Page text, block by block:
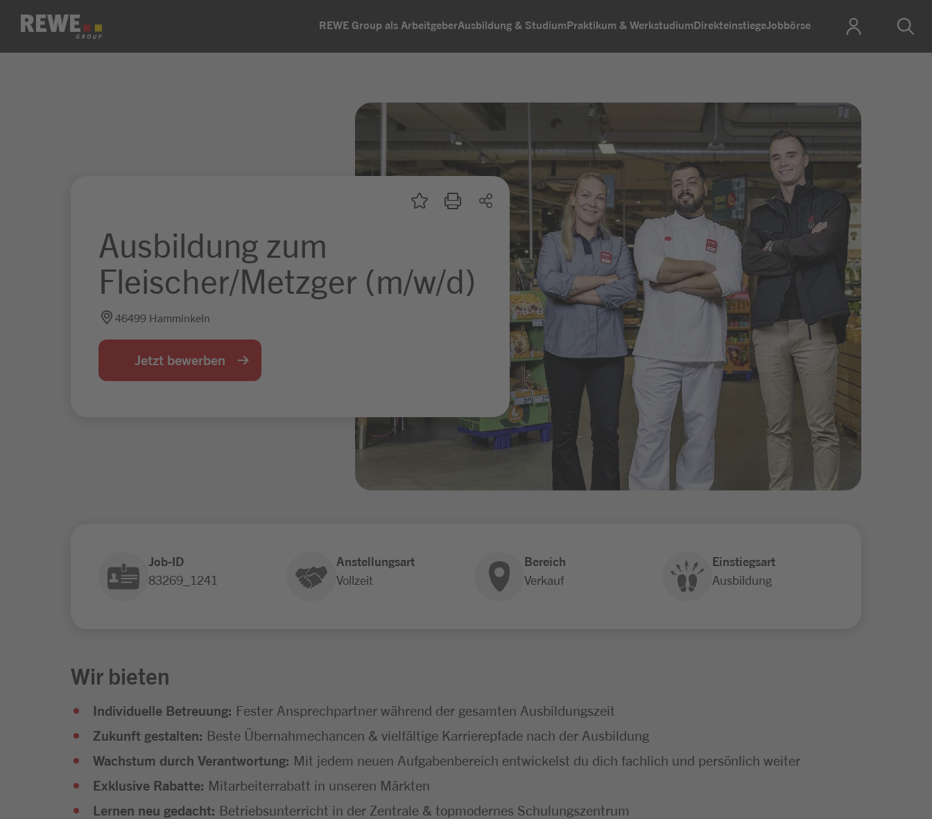
Zum Inhalt springen REWE Group als ArbeitgeberAusbildung & StudiumPraktikum & WerkstudiumDirekteinstiegeJobbörse
Ausbildung zum
Fleischer/Metzger (m/w/d)
46499 Hamminkeln
Jetzt bewerben
Job-ID
83269_1241
Anstellungsart
Vollzeit
Bereich
Verkauf
Einstiegsart
Ausbildung
Wir bieten
Individuelle Betreuung: Fester Ansprechpartner während der gesamten Ausbildungszeit
Zukunft gestalten: Beste Übernahmechancen & vielfältige Karrierepfade nach der Ausbildung
Wachstum durch Verantwortung: Mit jedem neuen Aufgabenbereich entwickelst du dich fachlich und persönlich weiter
Exklusive Rabatte: Mitarbeiterrabatt in unseren Märkten
Lernen neu gedacht: Betriebsunterricht in der Zentrale & topmodernes Schulungszentrum